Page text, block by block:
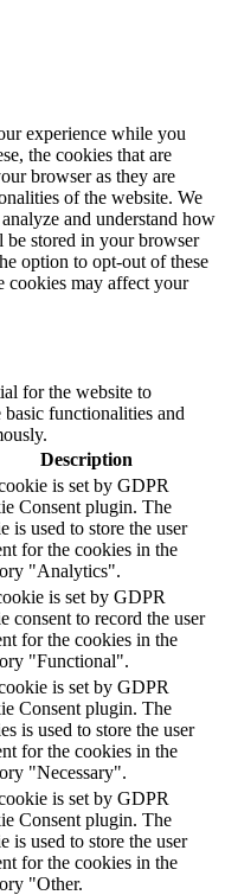
experience while you
the cookies that are
browser as they are
of the website. We
and understand how
be stored in your browser
option to opt-out of these
cookies may affect your
for the website to
functionalities and
Description
is set by GDPR
Consent plugin. The
is used to store the user
for the cookies in the
"Analytics".
is set by GDPR
consent to record the user
for the cookies in the
"Functional".
is set by GDPR
Consent plugin. The
is used to store the user
for the cookies in the
"Necessary".
is set by GDPR
Consent plugin. The
is used to store the user
for the cookies in the
"Other.